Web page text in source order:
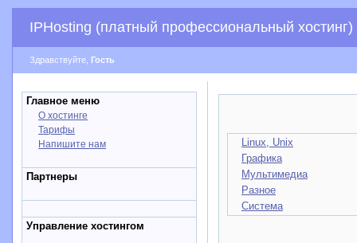
IPHosting (платный профессиональный хостинг)
Здравствуйте, Гость
Главное меню
О хостинге
Тарифы
Напишите нам
Партнеры
Управление хостингом
Linux, Unix
Графика
Мультимедиа
Разное
Система